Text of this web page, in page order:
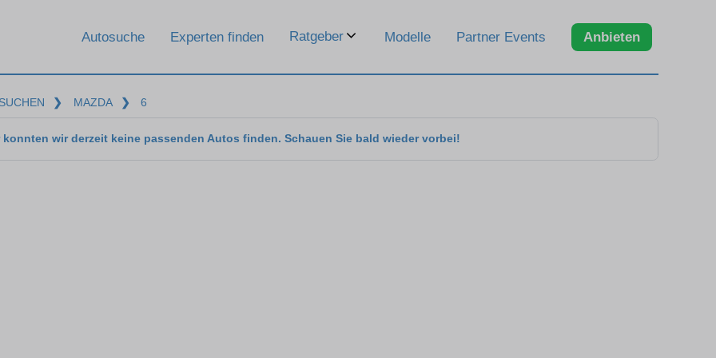
Autosuche Experten finden Ratgeber Modelle Partner Events Anbieten
❯ MAZDA ❯ 6
konnten wir derzeit keine passenden Autos finden. Schauen Sie bald wieder vorbei!